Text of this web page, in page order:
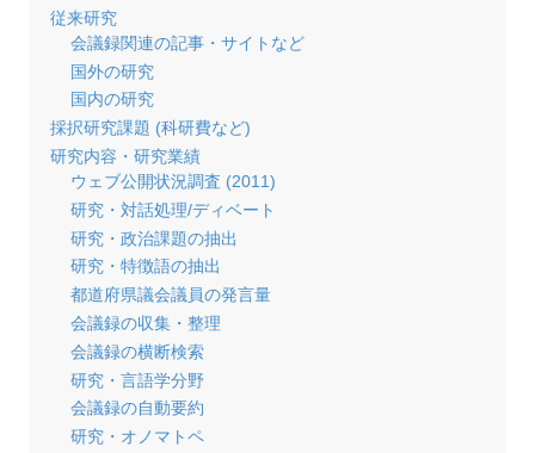
従来研究
会議録関連の記事・サイトなど
国外の研究
国内の研究
採択研究課題 (科研費など)
研究内容・研究業績
ウェブ公開状況調査 (2011)
研究・対話処理/ディベート
研究・政治課題の抽出
研究・特徴語の抽出
都道府県議会議員の発言量
会議録の収集・整理
会議録の横断検索
研究・言語学分野
会議録の自動要約
研究・オノマトペ